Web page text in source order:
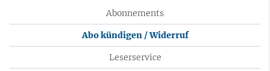
Abonnements
Abo kündigen / Widerruf
Leserservice